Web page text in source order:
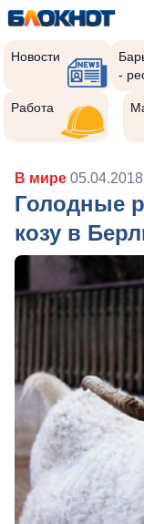
Новости
-
Работа
В мире 05.04.2018
Голодные
козу в